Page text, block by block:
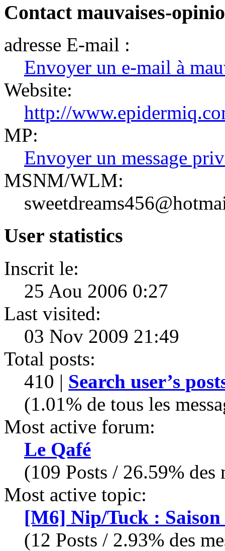
Contact mauvaises-
adresse E-mail :
Envoyer un e-mail à
Website:
http://
MP:
Envoyer un message
MSNM/WLM:
User statistics
Inscrit le:
25 Aou 2006 0:27
Last visited:
03 Nov 2009 21:49
Total posts:
410 | Search user’s
(1.01% de tous les
Most active forum:
Le Qafé
(109 Posts / 26.59% des
Most active topic:
[M6] Nip/Tuck : Saison
(12 Posts / 2.93% des